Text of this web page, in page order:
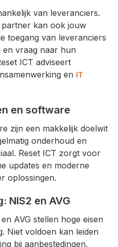
van leveranciers.
partner kan ook jouw
toegang van leveranciers
vraag naar hun
ICT adviseert
en IT
en software
zijn een makkelijk doelwit
onderhoud en
Reset ICT zorgt voor
updates en moderne
oplossingen.
NIS2 en AVG
AVG stellen hoge eisen
Niet voldoen kan leiden
bij aanbestedingen.